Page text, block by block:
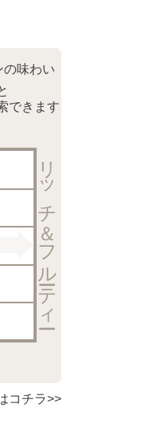
の味わい
できます
リッチ＆フルーティー
コチラ>>